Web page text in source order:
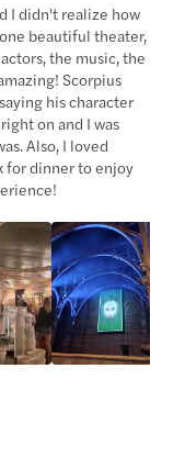
I didn't realize how
beautiful theater,
the music, the
Scorpius
his character
on and I was
Also, I loved
for dinner to enjoy